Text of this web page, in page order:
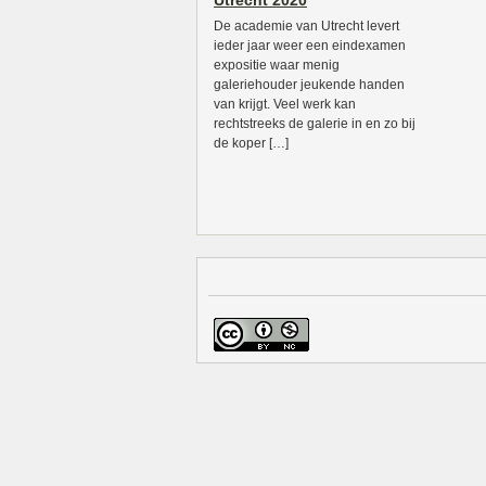
De academie van Utrecht levert
ieder jaar weer een eindexamen
expositie waar menig
galeriehouder jeukende handen
van krijgt. Veel werk kan
rechtstreeks de galerie in en zo bij
de koper […]